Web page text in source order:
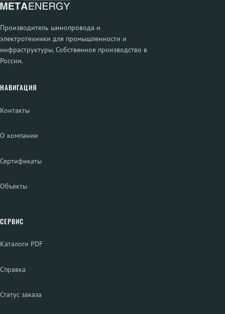
Производитель шинопровода и
электротехники для промышленности и
инфраструктуры. Собственное производство в
России.
НАВИГАЦИЯ
Контакты
О компании
Сертификаты
Объекты
СЕРВИС
Каталоги PDF
Справка
Статус заказа